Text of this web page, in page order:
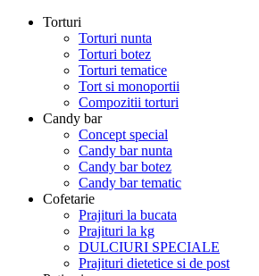
Torturi
Torturi nunta
Torturi botez
Torturi tematice
Tort si monoportii
Compozitii torturi
Candy bar
Concept special
Candy bar nunta
Candy bar botez
Candy bar tematic
Cofetarie
Prajituri la bucata
Prajituri la kg
DULCIURI SPECIALE
Prajituri dietetice si de post